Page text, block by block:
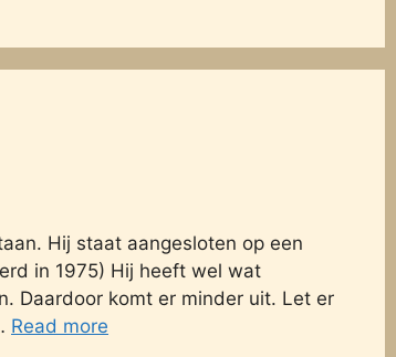
Hij staat aangesloten op een
in 1975) Hij heeft wel wat
Daardoor komt er minder uit. Let er
Read more